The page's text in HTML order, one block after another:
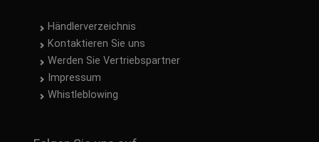
Händlerverzeichnis
Kontaktieren Sie uns
Werden Sie Vertriebspartner
Impressum
Whistleblowing